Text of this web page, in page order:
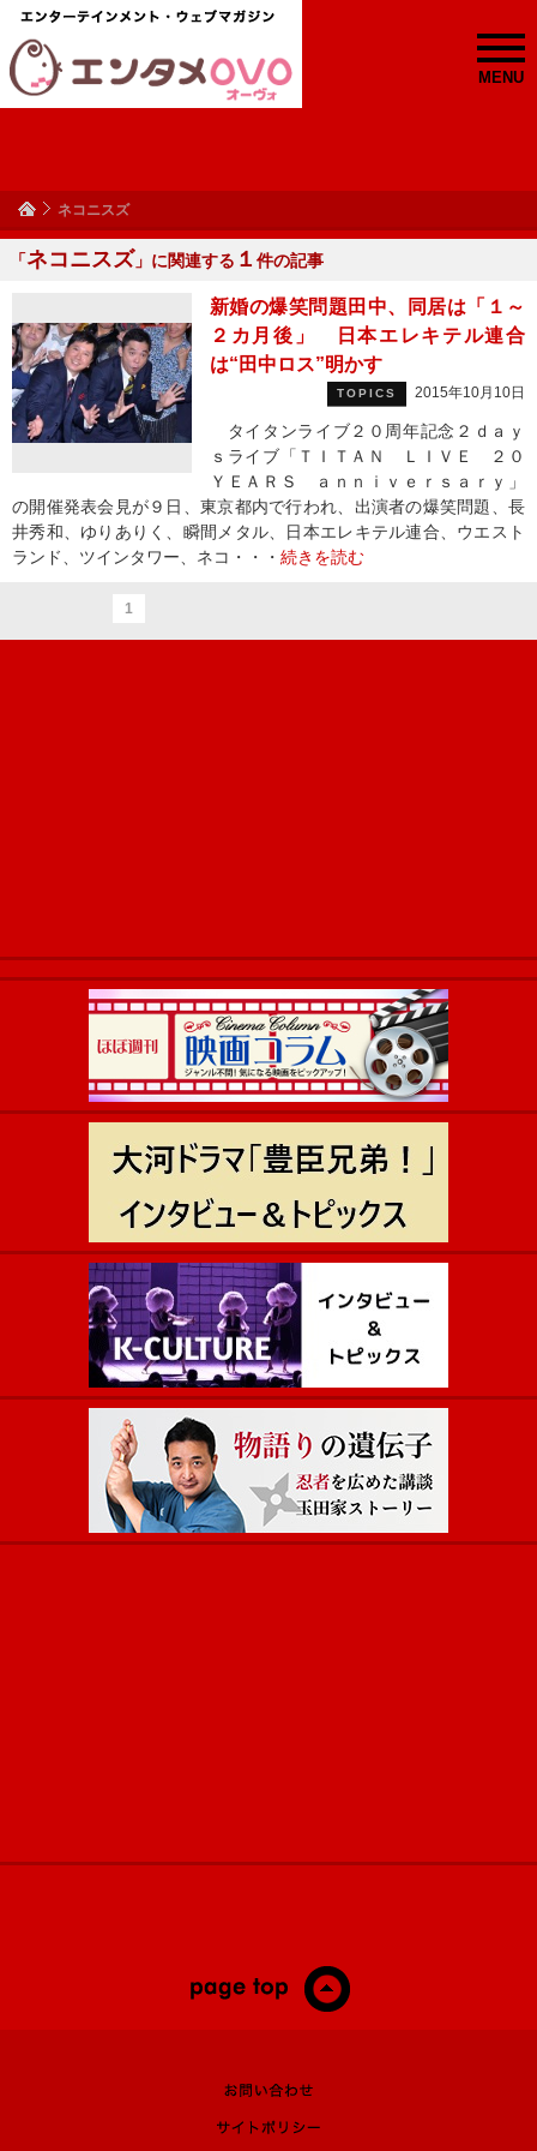
MENU
ネコニスズ
「ネコニスズ 」に関連する １ 件の記事
新婚の爆笑問題田中、同居は「１～
２カ月後」 日本エレキテル連合
は“田中ロス”明かす
TOPICS 2015年10月10日
タイタンライブ２０周年記念２ｄａｙ
ｓライブ「ＴＩＴＡＮ ＬＩＶＥ ２０
ＹＥＡＲＳ ａｎｎｉｖｅｒｓａｒｙ」
の開催発表会見が９日、東京都内で行われ、出演者の爆笑問題、長
井秀和、ゆりありく、瞬間メタル、日本エレキテル連合、ウエスト
ランド、ツインタワー、ネコ・・・ 続きを読む
1